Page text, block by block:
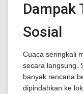
Dampak
Sosial
Cuaca seringkali
secara langsung.
banyak rencana
dipindahkan ke